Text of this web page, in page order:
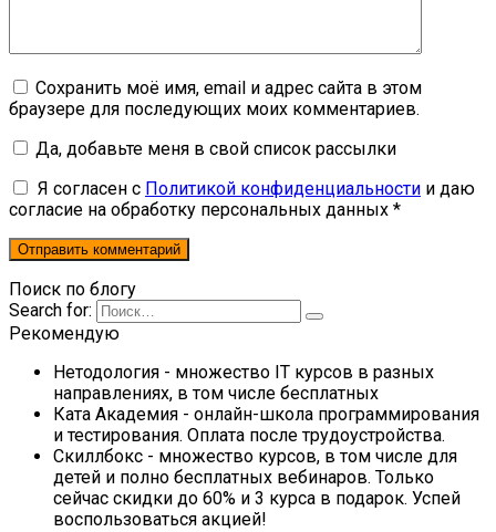
Сохранить моё имя, email и адрес сайта в этом
браузере для последующих моих комментариев.
Да, добавьте меня в свой список рассылки
Я согласен с Политикой конфиденциальности и даю
согласие на обработку персональных данных *
Поиск по блогу
Search for:
Рекомендую
Нетодология - множество IT курсов в разных
направлениях, в том числе бесплатных
Ката Академия - онлайн-школа программирования
и тестирования. Оплата после трудоустройства.
Скиллбокс - множество курсов, в том числе для
детей и полно бесплатных вебинаров. Только
сейчас скидки до 60% и 3 курса в подарок. Успей
воспользоваться акцией!